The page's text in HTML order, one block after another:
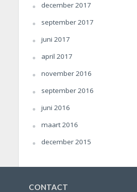
december 2017
september 2017
juni 2017
april 2017
november 2016
september 2016
juni 2016
maart 2016
december 2015
CONTACT